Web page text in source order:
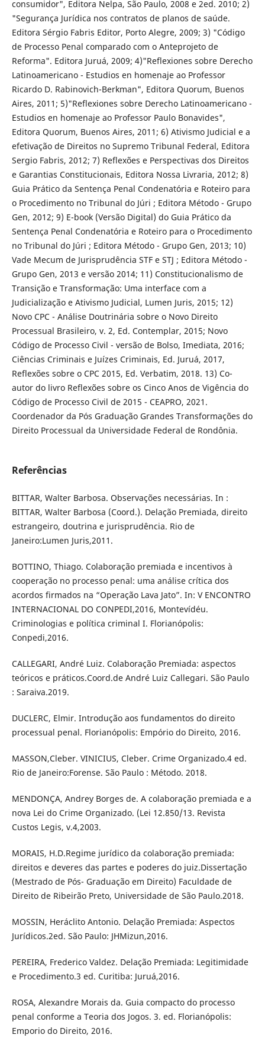
consumidor", Editora Nelpa, São Paulo, 2008 e 2ed. 2010; 2)
"Segurança Jurídica nos contratos de planos de saúde.
Editora Sérgio Fabris Editor, Porto Alegre, 2009; 3) "Código
de Processo Penal comparado com o Anteprojeto de
Reforma". Editora Juruá, 2009; 4)"Reflexiones sobre Derecho
Latinoamericano - Estudios en homenaje ao Professor
Ricardo D. Rabinovich-Berkman", Editora Quorum, Buenos
Aires, 2011; 5)"Reflexiones sobre Derecho Latinoamericano -
Estudios en homenaje ao Professor Paulo Bonavides",
Editora Quorum, Buenos Aires, 2011; 6) Ativismo Judicial e a
efetivação de Direitos no Supremo Tribunal Federal, Editora
Sergio Fabris, 2012; 7) Reflexões e Perspectivas dos Direitos
e Garantias Constitucionais, Editora Nossa Livraria, 2012; 8)
Guia Prático da Sentença Penal Condenatória e Roteiro para
o Procedimento no Tribunal do Júri ; Editora Método - Grupo
Gen, 2012; 9) E-book (Versão Digital) do Guia Prático da
Sentença Penal Condenatória e Roteiro para o Procedimento
no Tribunal do Júri ; Editora Método - Grupo Gen, 2013; 10)
Vade Mecum de Jurisprudência STF e STJ ; Editora Método -
Grupo Gen, 2013 e versão 2014; 11) Constitucionalismo de
Transição e Transformação: Uma interface com a
Judicialização e Ativismo Judicial, Lumen Juris, 2015; 12)
Novo CPC - Análise Doutrinária sobre o Novo Direito
Processual Brasileiro, v. 2, Ed. Contemplar, 2015; Novo
Código de Processo Civil - versão de Bolso, Imediata, 2016;
Ciências Criminais e Juízes Criminais, Ed. Juruá, 2017,
Reflexões sobre o CPC 2015, Ed. Verbatim, 2018. 13) Co-
autor do livro Reflexões sobre os Cinco Anos de Vigência do
Código de Processo Civil de 2015 - CEAPRO, 2021.
Coordenador da Pós Graduação Grandes Transformações do
Direito Processual da Universidade Federal de Rondônia.
Referências
BITTAR, Walter Barbosa. Observações necessárias. In :
BITTAR, Walter Barbosa (Coord.). Delação Premiada, direito
estrangeiro, doutrina e jurisprudência. Rio de
Janeiro:Lumen Juris,2011.
BOTTINO, Thiago. Colaboração premiada e incentivos à
cooperação no processo penal: uma análise crítica dos
acordos firmados na “Operação Lava Jato”. In: V ENCONTRO
INTERNACIONAL DO CONPEDI,2016, Montevídéu.
Criminologias e política criminal I. Florianópolis:
Conpedi,2016.
CALLEGARI, André Luiz. Colaboração Premiada: aspectos
teóricos e práticos.Coord.de André Luiz Callegari. São Paulo
: Saraiva.2019.
DUCLERC, Elmir. Introdução aos fundamentos do direito
processual penal. Florianópolis: Empório do Direito, 2016.
MASSON,Cleber. VINICIUS, Cleber. Crime Organizado.4 ed.
Rio de Janeiro:Forense. São Paulo : Método. 2018.
MENDONÇA, Andrey Borges de. A colaboração premiada e a
nova Lei do Crime Organizado. (Lei 12.850/13. Revista
Custos Legis, v.4,2003.
MORAIS, H.D.Regime jurídico da colaboração premiada:
direitos e deveres das partes e poderes do juiz.Dissertação
(Mestrado de Pós- Graduação em Direito) Faculdade de
Direito de Ribeirão Preto, Universidade de São Paulo.2018.
MOSSIN, Heráclito Antonio. Delação Premiada: Aspectos
Jurídicos.2ed. São Paulo: JHMizun,2016.
PEREIRA, Frederico Valdez. Delação Premiada: Legitimidade
e Procedimento.3 ed. Curitiba: Juruá,2016.
ROSA, Alexandre Morais da. Guia compacto do processo
penal conforme a Teoria dos Jogos. 3. ed. Florianópolis:
Emporio do Direito, 2016.